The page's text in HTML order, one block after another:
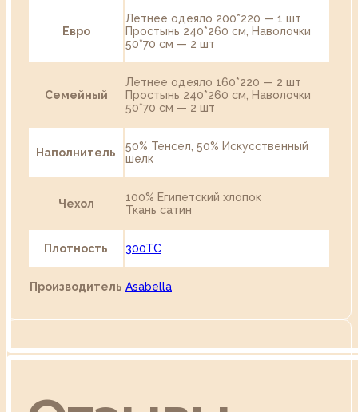
Евро
Летнее одеяло 200*220 — 1 шт
Простынь 240*260 см, Наволочки
50*70 см — 2 шт
Семейный
Летнее одеяло 160*220 — 2 шт
Простынь 240*260 см, Наволочки
50*70 см — 2 шт
Наполнитель
50% Тенсел, 50% Искусственный
шелк
Чехол
100% Египетский хлопок
Ткань сатин
Плотность 300TC
Производитель Asabella